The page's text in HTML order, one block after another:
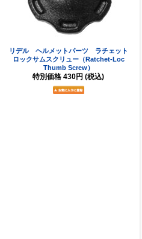
リデル ヘルメットパーツ ラチェット
ロックサムスクリュー（Ratchet-Loc
Thumb Screw）
特別価格 430円 (税込)